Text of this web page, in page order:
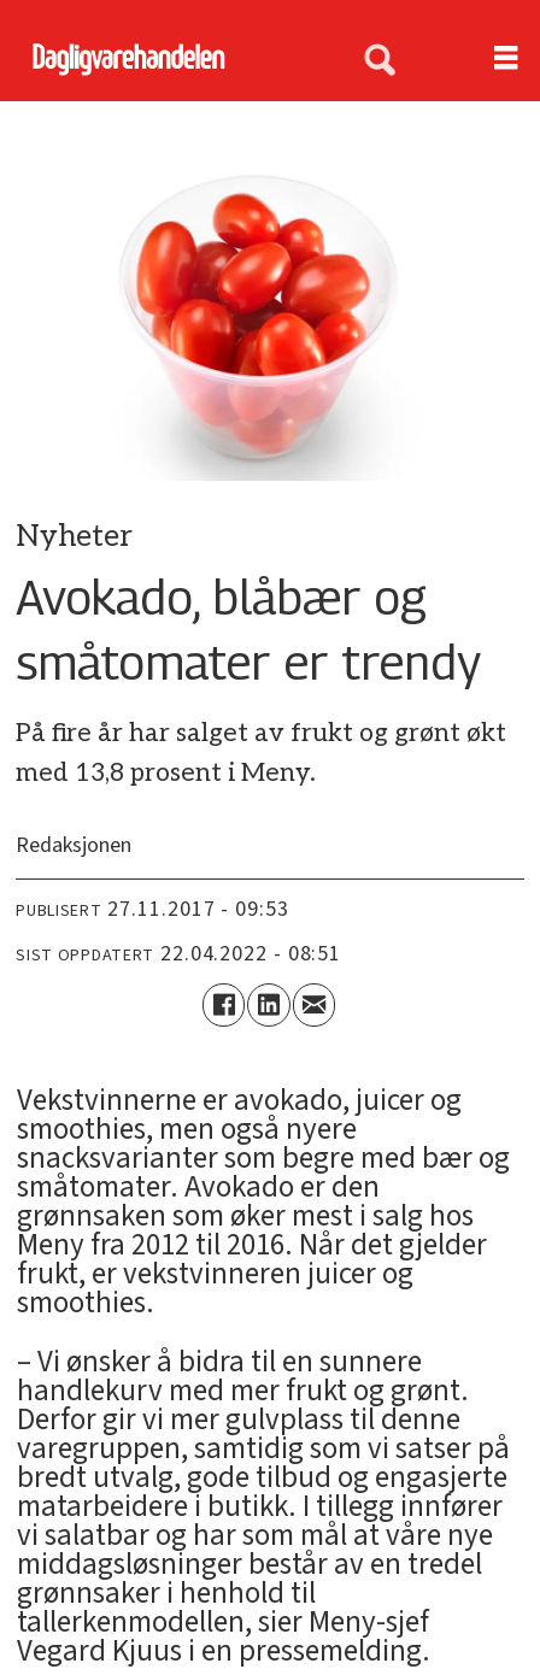
Nyheter
Avokado, blåbær og
småtomater er trendy
På fire år har salget av frukt og grønt økt
med 13,8 prosent i Meny.
Redaksjonen
PUBLISERT 27.11.2017 - 09:53
SIST OPPDATERT 22.04.2022 - 08:51
Vekstvinnerne er avokado, juicer og
smoothies, men også nyere
snacksvarianter som begre med bær og
småtomater. Avokado er den
grønnsaken som øker mest i salg hos
Meny fra 2012 til 2016. Når det gjelder
frukt, er vekstvinneren juicer og
smoothies.
– Vi ønsker å bidra til en sunnere
handlekurv med mer frukt og grønt.
Derfor gir vi mer gulvplass til denne
varegruppen, samtidig som vi satser på
bredt utvalg, gode tilbud og engasjerte
matarbeidere i butikk. I tillegg innfører
vi salatbar og har som mål at våre nye
middagsløsninger består av en tredel
grønnsaker i henhold til
tallerkenmodellen, sier Meny-sjef
Vegard Kjuus i en pressemelding.